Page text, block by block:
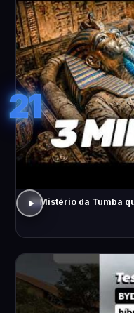
21
O Mistério da Tumba